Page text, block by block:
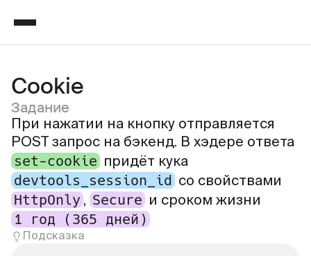
Cookie
Задание
При нажатии на кнопку отправляется
POST запрос на бэкенд. В хэдере ответа
set-cookie придёт кука
devtools_session_id со свойствами
HttpOnly , Secure и сроком жизни
1 год (365 дней)
Подсказка